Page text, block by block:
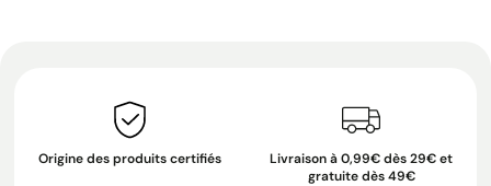
Origine des produits certifiés
Livraison à 0,99€ dès 29€ et
gratuite dès 49€